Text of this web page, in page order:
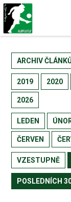
ARCHIV
2019 2020
2026
LEDEN
ČERVEN
VZESTUPNĚ
POSLEDNÍCH